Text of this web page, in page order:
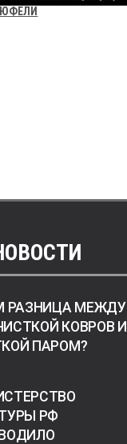
РАЗНИЦА МЕЖДУ
КОВРОВ И
ПАРОМ?
РФ